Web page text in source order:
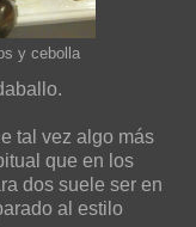
y cebolla
tal vez algo más
que en los
dos suele ser en
al estilo